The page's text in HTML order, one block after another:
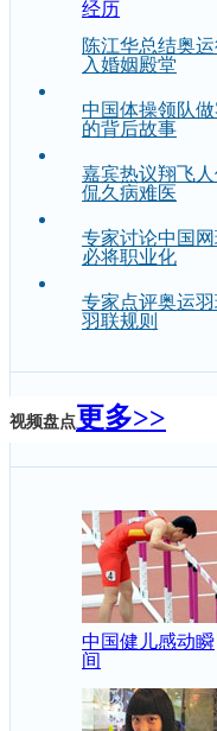
经历
陈江华总结奥
入婚姻殿堂
中国体操领队
的背后故事
嘉宾热议翔飞
侃久病难医
专家讨论中国
必将职业化
专家点评奥运
羽联规则
视频盘点更多>>
中国健儿感动瞬
间